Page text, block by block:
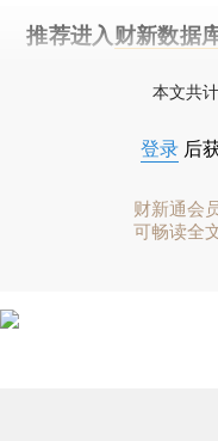
推荐进入 财新数据
本文共
登录 后
财新通会
可畅读全